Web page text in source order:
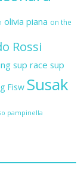
olivia piana on the
Rossi
sup race sup
Fisw Susak
pampinella